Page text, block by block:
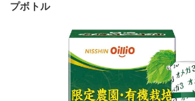
プボトル